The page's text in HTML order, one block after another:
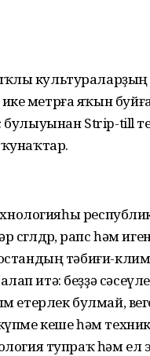
культураларҙың
метрға яҡын
булыуынан Strip-till
рапс һәм
тәбиғи-
итә: беҙҙә
етерлек булмай,
кеше һәм
тупраҡ һәм